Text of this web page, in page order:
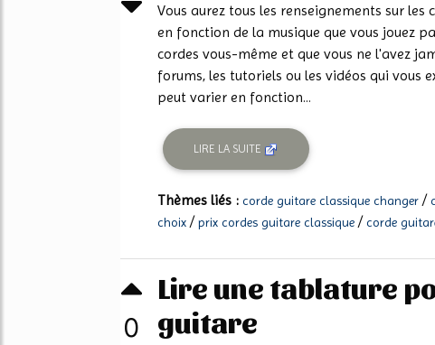
Vous aurez tous les renseignements sur les
en fonction de la musique que vous jouez
cordes vous-même et que vous ne l'avez
forums, les tutoriels ou les vidéos qui vous
peut varier en fonction...
LIRE LA SUITE
Thèmes liés : corde guitare classique changer /
choix /prix cordes guitare classique /corde
0
Lire une tablature
guitare